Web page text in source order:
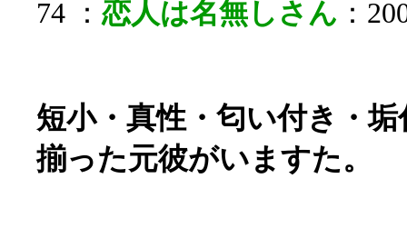
74 ： 恋人は名無しさん ：
短小・真性・匂い付き・
揃った元彼がいますた。